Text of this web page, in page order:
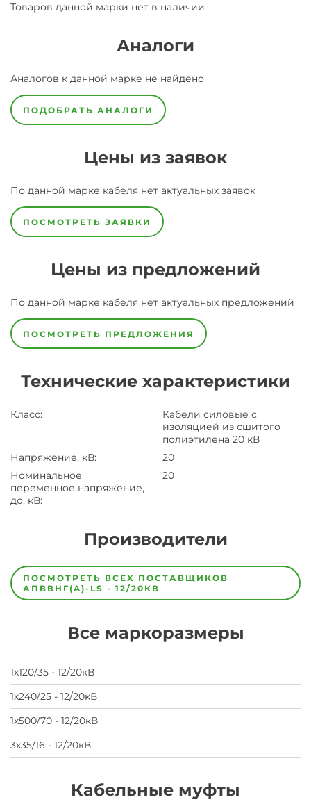
Товаров данной марки нет в наличии
Аналоги
Аналогов к данной марке не найдено
ПОДОБРАТЬ АНАЛОГИ
Цены из заявок
По данной марке кабеля нет актуальных заявок
ПОСМОТРЕТЬ ЗАЯВКИ
Цены из предложений
По данной марке кабеля нет актуальных предложений
ПОСМОТРЕТЬ ПРЕДЛОЖЕНИЯ
Технические характеристики
Класс:
Кабели силовые с
изоляцией из сшитого
полиэтилена 20 кВ
Напряжение, кВ:
20
Номинальное
переменное напряжение,
до, кВ:
20
Производители
Завод Завод-
изготовитель
предпочел
на
завод
ПОСМОТРЕТЬ ВСЕХ ПОСТАВЩИКОВ
АПВВНГ(A)-LS - 12/20КВ
Все маркоразмеры
1х120/35 - 12/20кВ
1х240/25 - 12/20кВ
1х500/70 - 12/20кВ
3х35/16 - 12/20кВ
Кабельные муфты